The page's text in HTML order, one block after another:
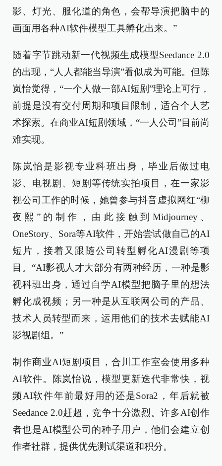
影、灯光、服化道的角色，会帮导演把脑中的
画面用各种AI软件模型工具孵化出来。”
随着字节跳动新一代视频生成模型Seedance 2.0
的出现，“人人都能当导演”看似成为可能。但陈
岚怡觉得，“一个人做一部AI短剧”理论上可行，
前提是没有交付周期和项目限制，适合个人艺
术探索。在商业AI短剧领域，“一人公司”目前尚
难实现。
陈岚怡是影视专业科班出身，毕业后做过电
影、电视剧、短剧等传统实拍项目，在一家影
视公司工作的时候，她曾参与抖音虚拟网红“柳
夜熙”的制作，由此接触到Midjourney、
OneStory、Sora等AI软件，开始尝试做自己的AI
短片，接着又跟随公司转型孵化AI漫剧等项
目。“AI影视人才大部分有两种经历，一种是影
视科班出身，通过自学AI模型把脑子里的想法
孵化成视频；另一种是从互联网公司的产品、
技术人员转型而来，运用他们的技术去赋能AI
影视剧组。”
制作商业AI短剧项目，合川工作室会使用多种
AI软件。陈岚怡说，模型更新迭代非常快，视
频AI软件年前最好用的还是Sora2，年后就被
Seedance 2.0赶超，竞争十分激烈。许多AI创作
者也是AI模型公司的种子用户，他们会建立创
作者社群，提供优先测试渠道和积分。